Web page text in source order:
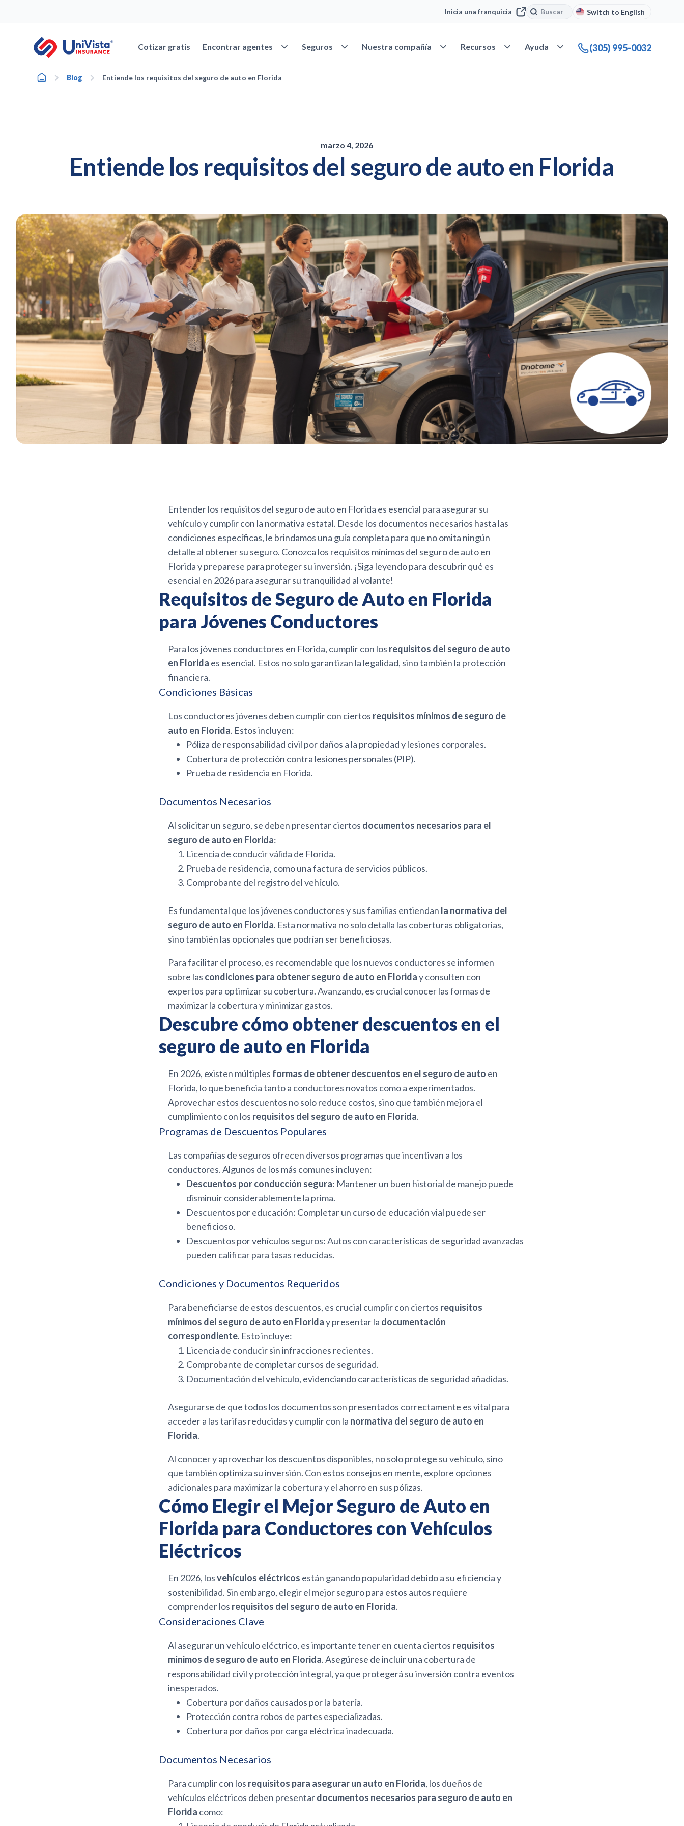
Inicia una franquicia Buscar
Buscar Switch to English
Cotizar gratis Encontrar agentes Abrir Encontrar agentes
Seguros Abrir SegurosNuestra compañía Abrir Nuestra compañía
Recursos Abrir Recursos
Ayuda Abrir Ayuda(305) 995-0032
Home Blog Entiende los requisitos del seguro de auto en Florida
marzo 4, 2026
Entiende los requisitos del seguro de auto en Florida
Entender los requisitos del seguro de auto en Florida es esencial para asegurar su
vehículo y cumplir con la normativa estatal. Desde los documentos necesarios hasta las
condiciones específicas, le brindamos una guía completa para que no omita ningún
detalle al obtener su seguro. Conozca los requisitos mínimos del seguro de auto en
Florida y preparese para proteger su inversión. ¡Siga leyendo para descubrir qué es
esencial en 2026 para asegurar su tranquilidad al volante!
Requisitos de Seguro de Auto en Florida
para Jóvenes Conductores
Para los jóvenes conductores en Florida, cumplir con los requisitos del seguro de auto
en Florida es esencial. Estos no solo garantizan la legalidad, sino también la protección
financiera.
Condiciones Básicas
Los conductores jóvenes deben cumplir con ciertos requisitos mínimos de seguro de
auto en Florida. Estos incluyen:
Póliza de responsabilidad civil por daños a la propiedad y lesiones corporales.
Cobertura de protección contra lesiones personales (PIP).
Prueba de residencia en Florida.
Documentos Necesarios
Al solicitar un seguro, se deben presentar ciertos documentos necesarios para el
seguro de auto en Florida:
Licencia de conducir válida de Florida.
Prueba de residencia, como una factura de servicios públicos.
Comprobante del registro del vehículo.
Es fundamental que los jóvenes conductores y sus familias entiendan la normativa del
seguro de auto en Florida. Esta normativa no solo detalla las coberturas obligatorias,
sino también las opcionales que podrían ser beneficiosas.
Para facilitar el proceso, es recomendable que los nuevos conductores se informen
sobre las condiciones para obtener seguro de auto en Floriday consulten con
expertos para optimizar su cobertura. Avanzando, es crucial conocer las formas de
maximizar la cobertura y minimizar gastos.
Descubre cómo obtener descuentos en el
seguro de auto en Florida
En 2026, existen múltiples formas de obtener descuentos en el seguro de auto en
Florida, lo que beneficia tanto a conductores novatos como a experimentados.
Aprovechar estos descuentos no solo reduce costos, sino que también mejora el
cumplimiento con los requisitos del seguro de auto en Florida.
Programas de Descuentos Populares
Las compañías de seguros ofrecen diversos programas que incentivan a los
conductores. Algunos de los más comunes incluyen:
Descuentos por conducción segura: Mantener un buen historial de manejo puede
disminuir considerablemente la prima.
Descuentos por educación: Completar un curso de educación vial puede ser
beneficioso.
Descuentos por vehículos seguros: Autos con características de seguridad avanzadas
pueden calificar para tasas reducidas.
Condiciones y Documentos Requeridos
Para beneficiarse de estos descuentos, es crucial cumplir con ciertos requisitos
mínimos del seguro de auto en Floriday presentar la documentación
correspondiente. Esto incluye:
Licencia de conducir sin infracciones recientes.
Comprobante de completar cursos de seguridad.
Documentación del vehículo, evidenciando características de seguridad añadidas.
Asegurarse de que todos los documentos son presentados correctamente es vital para
acceder a las tarifas reducidas y cumplir con la normativa del seguro de auto en
Florida.
Al conocer y aprovechar los descuentos disponibles, no solo protege su vehículo, sino
que también optimiza su inversión. Con estos consejos en mente, explore opciones
adicionales para maximizar la cobertura y el ahorro en sus pólizas.
Cómo Elegir el Mejor Seguro de Auto en
Florida para Conductores con Vehículos
Eléctricos
En 2026, losvehículos eléctricos están ganando popularidad debido a su eficiencia y
sostenibilidad. Sin embargo, elegir el mejor seguro para estos autos requiere
comprender los requisitos del seguro de auto en Florida.
Consideraciones Clave
Al asegurar un vehículo eléctrico, es importante tener en cuenta ciertos requisitos
mínimos de seguro de auto en Florida. Asegúrese de incluir una cobertura de
responsabilidad civil y protección integral, ya que protegerá su inversión contra eventos
inesperados.
Cobertura por daños causados por la batería.
Protección contra robos de partes especializadas.
Cobertura por daños por carga eléctrica inadecuada.
Documentos Necesarios
Para cumplir con los requisitos para asegurar un auto en Florida, los dueños de
vehículos eléctricos deben presentardocumentos necesarios para seguro de auto en
Florida como: